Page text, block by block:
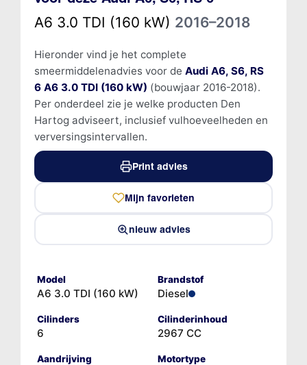
A6 3.0 TDI (160 kW) 2016–2018
Hieronder vind je het complete
smeermiddelenadvies voor de Audi A6, S6, RS
6 A6 3.0 TDI (160 kW) (bouwjaar 2016-2018).
Per onderdeel zie je welke producten Den
Hartog adviseert, inclusief vulhoeveelheden en
verversingsintervallen.
Print advies
Mijn favorieten
nieuw advies
Model
A6 3.0 TDI (160 kW)
Brandstof
Diesel
Cilinders
6
Cilinderinhoud
2967 CC
Aandrijving Motortype